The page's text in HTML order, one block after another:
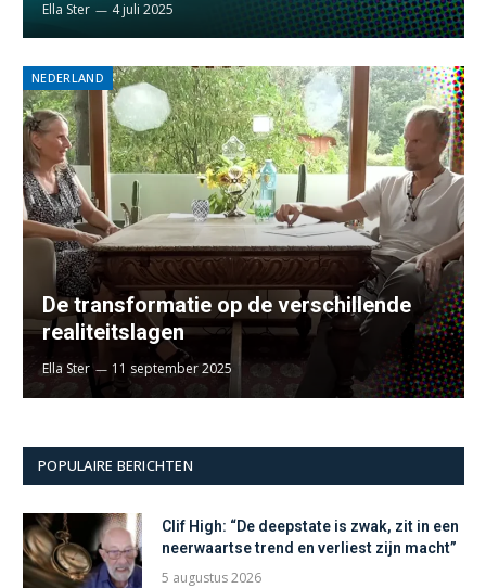
Ella Ster 4 juli 2025
NEDERLAND
De transformatie op de verschillende
realiteitslagen
Ella Ster 11 september 2025
POPULAIRE BERICHTEN
Clif High: “De deepstate is zwak, zit in een
neerwaartse trend en verliest zijn macht”
5 augustus 2026